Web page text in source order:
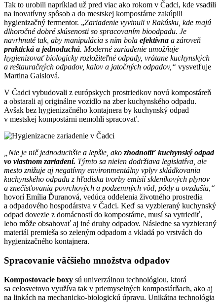
Tak to urobili napríklad už pred viac ako rokom v Čadci, kde vsadili
na inovatívny spôsob a do mestskej kompostárne zakúpili
hygienizačný fermentor. „Zariadenie vyvinuli v Rakúsku, kde majú
dlhoročné dobré skúsenosti so spracovaním bioodpadu. Je
navrhnuté tak, aby manipulácia s ním bola efektívna a zároveň
praktická a jednoduchá. Moderné zariadenie umožňuje
hygienizovať biologicky rozložiteľné odpady, vrátane kuchynských
a reštauračných odpadov, kalov a jatočných odpadov,“ vysvetľuje
Martina Gaislová.
V Čadci vybudovali z európskych prostriedkov novú kompostáreň
a obstarali aj originálne vozidlo na zber kuchynského odpadu.
Avšak bez hygienizačného kontajnera by kuchynský odpad
v mestskej kompostárni nemohli spracovať.
„Nie je nič jednoduchšie a lepšie, ako zhodnotiť kuchynský odpad
vo vlastnom zariadení. Týmto sa nielen dodržiava legislatíva, ale
mesto znižuje aj negatívny environmentálny vplyv skládkovania
kuchynského odpadu z hľadiska tvorby emisií skleníkových plynov
a znečisťovania povrchových a podzemných vôd, pôdy a ovzdušia,“
hovorí Emília Ďuranová, vedúca oddelenia životného prostredia
a odpadového hospodárstva v Čadci. Keď sa vyzbieraný kuchynský
odpad dovezie z domácností do kompostárne, musí sa vytriediť,
lebo môže obsahovať aj iné druhy odpadov. Následne sa vyzbieraný
materiál premieša so zeleným odpadom a vkladá po vrstvách do
hygienizačného kontajnera.
Spracovanie väčšieho množstva odpadov
Kompostovacie boxy sú univerzálnou technológiou, ktorá
sa celosvetovo využíva tak v priemyselných kompostárňach, ako aj
na linkách na mechanicko-biologickú úpravu. Unikátna technológia